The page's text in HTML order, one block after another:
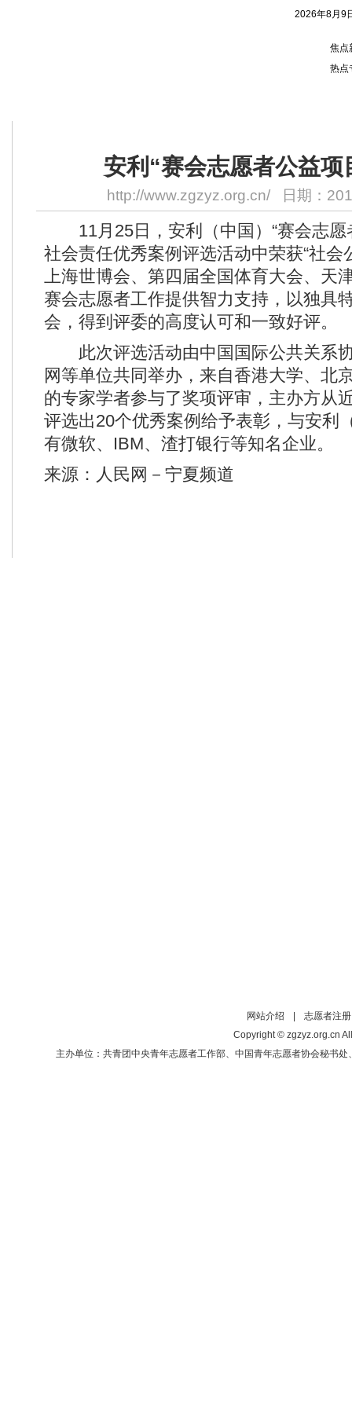
2026年8月9
焦点
热点
安利“赛会志愿者公益项
http://www.zgzyz.org.cn/日期：
11月25日，安利（中国）“赛会志愿
社会责任优秀案例评选活动中荣获“社会
上海世博会、第四届全国体育大会、天
赛会志愿者工作提供智力支持，以独具
会，得到评委的高度认可和一致好评。
此次评选活动由中国国际公共关系
网等单位共同举办，来自香港大学、北
的专家学者参与了奖项评审，主办方从
评选出20个优秀案例给予表彰，与安利
有微软、IBM、渣打银行等知名企业。
来源：人民网－宁夏频道
网站介绍
志愿者注册
Copyright © zgzyz.org.cn
主办单位：共青团中央青年志愿者工作部、中国青年志愿者协会秘书处